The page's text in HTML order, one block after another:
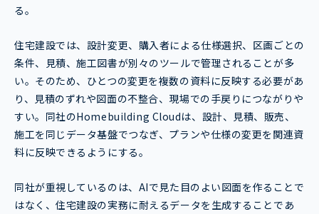
る。
住宅建設では、設計変更、購入者による仕様選択、区画ごとの
条件、見積、施工図書が別々のツールで管理されることが多
い。そのため、ひとつの変更を複数の資料に反映する必要があ
り、見積のずれや図面の不整合、現場での手戻りにつながりや
すい。同社のHomebuilding Cloudは、設計、見積、販売、
施工を同じデータ基盤でつなぎ、プランや仕様の変更を関連資
料に反映できるようにする。
同社が重視しているのは、AIで見た目のよい図面を作ることで
はなく、住宅建設の実務に耐えるデータを生成することであ